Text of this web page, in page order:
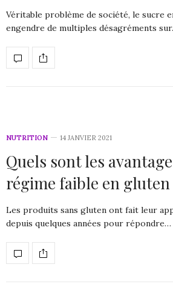
Véritable problème de société, le sucre
engendre de multiples désagréments
NUTRITION 14 JANVIER 2021
Quels sont les
régime faible en gluten
Les produits sans gluten ont fait leur
depuis quelques années pour répondre…